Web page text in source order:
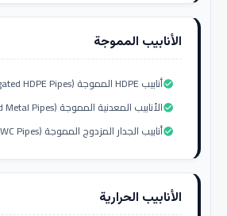
الأنابيب المموجة
أنابيب HDPE المموجة (Corrugated HDPE Pipes)check_circle
الأنابيب المعدنية المموجة (Corrugated Metal Pipes)check_circle
أنابيب الجدار المزدوج المموجة (DWC Pipes)check_circle
الأنابيب الحرارية